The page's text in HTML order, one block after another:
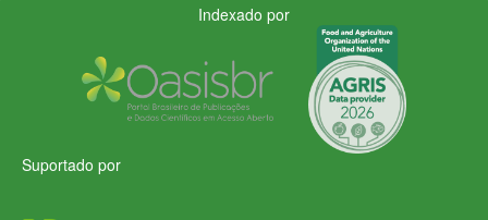
Indexado por
Suportado por